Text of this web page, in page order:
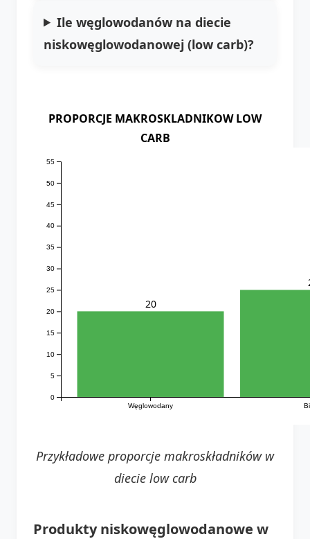
Ile węglowodanów na diecie
niskowęglowodanowej (low carb)?
PROPORCJE MAKROSKLADNIKOW LOW
CARB
Węglowodany
0
5
10
15
20
25
30
35
40
45
50
55
20
Przykładowe proporcje makroskładników w
diecie low carb
Produkty niskowęglowodanowe w